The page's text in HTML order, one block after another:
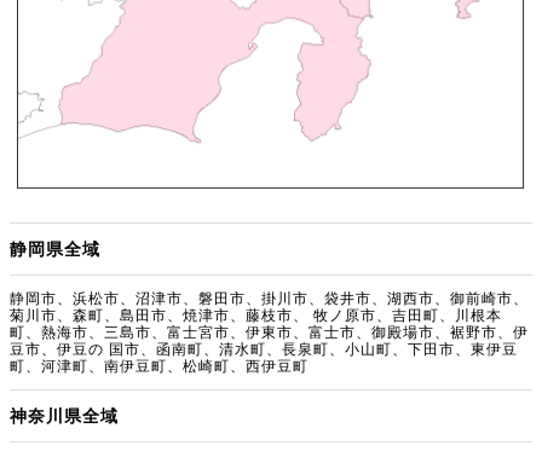
静岡県全域
静岡市、浜松市、沼津市、磐田市、掛川市、袋井市、湖西市、御前崎市、
菊川市、森町、島田市、焼津市、藤枝市、 牧ノ原市、吉田町、川根本
町、熱海市、三島市、富士宮市、伊東市、富士市、御殿場市、裾野市、伊
豆市、伊豆の 国市、函南町、清水町、長泉町、小山町、下田市、東伊豆
町、河津町、南伊豆町、松崎町、西伊豆町
神奈川県全域